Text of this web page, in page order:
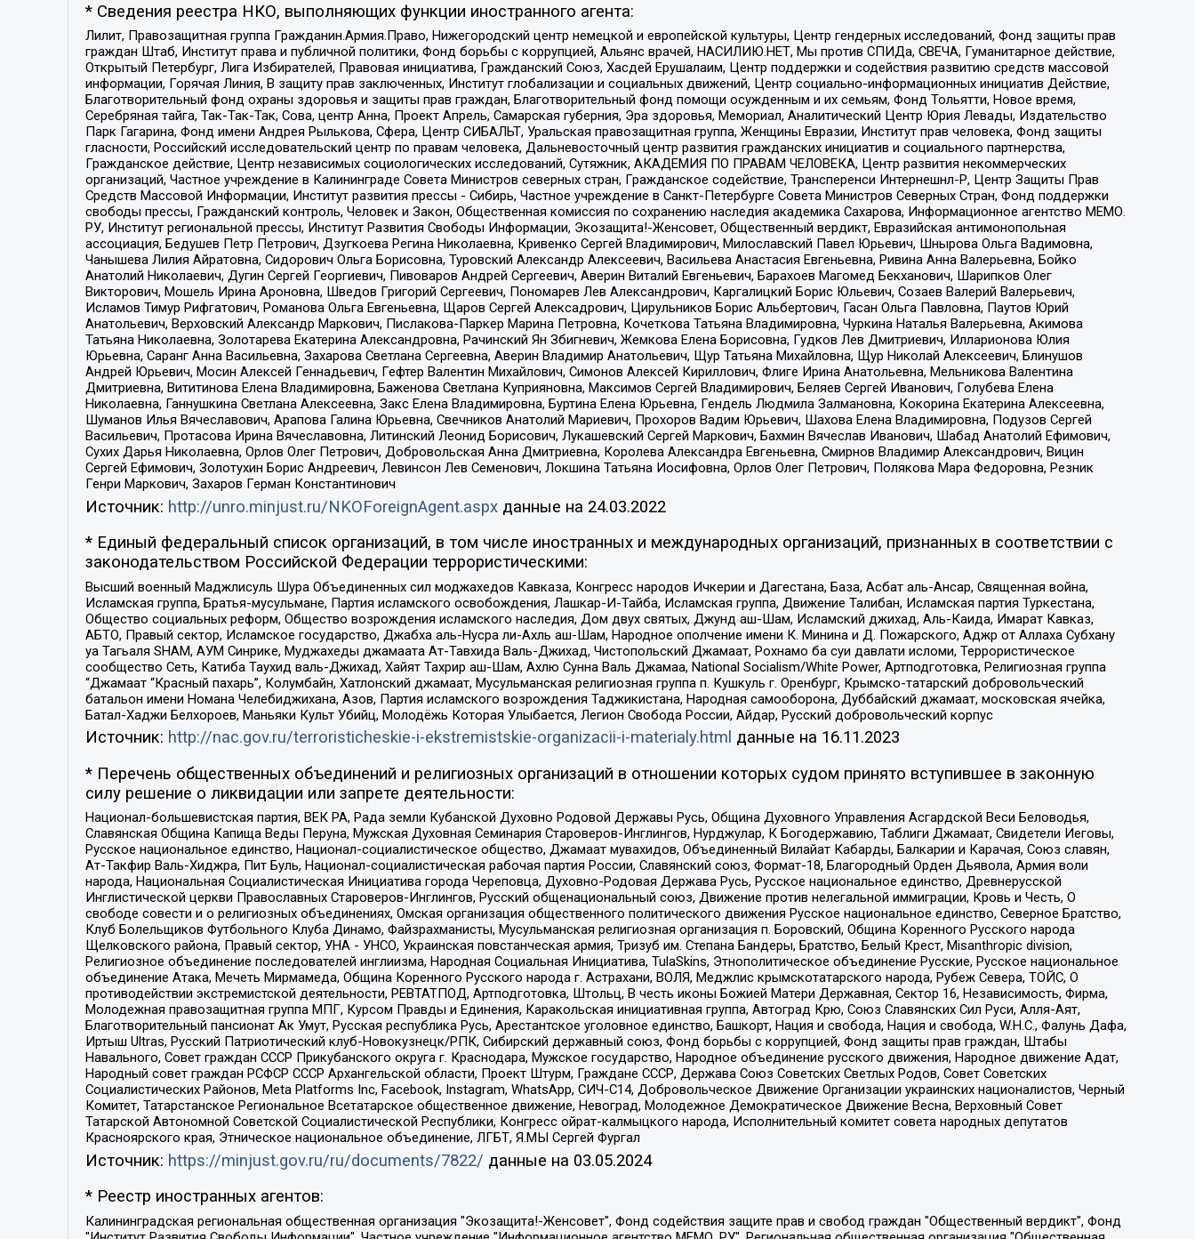
* Сведения реестра НКО, выполняющих функции иностранного агента:
Лилит, Правозащитная группа Гражданин.Армия.Право, Нижегородский центр немецкой и европейской культуры, Центр гендерных исследований, Фонд защиты прав
граждан Штаб, Институт права и публичной политики, Фонд борьбы с коррупцией, Альянс врачей, НАСИЛИЮ.НЕТ, Мы против СПИДа, СВЕЧА, Гуманитарное действие,
Открытый Петербург, Лига Избирателей, Правовая инициатива, Гражданский Союз, Хасдей Ерушалаим, Центр поддержки и содействия развитию средств массовой
информации, Горячая Линия, В защиту прав заключенных, Институт глобализации и социальных движений, Центр социально-информационных инициатив Действие,
Благотворительный фонд охраны здоровья и защиты прав граждан, Благотворительный фонд помощи осужденным и их семьям, Фонд Тольятти, Новое время,
Серебряная тайга, Так-Так-Так, Сова, центр Анна, Проект Апрель, Самарская губерния, Эра здоровья, Мемориал, Аналитический Центр Юрия Левады, Издательство
Парк Гагарина, Фонд имени Андрея Рылькова, Сфера, Центр СИБАЛЬТ, Уральская правозащитная группа, Женщины Евразии, Институт прав человека, Фонд защиты
гласности, Российский исследовательский центр по правам человека, Дальневосточный центр развития гражданских инициатив и социального партнерства,
Гражданское действие, Центр независимых социологических исследований, Сутяжник, АКАДЕМИЯ ПО ПРАВАМ ЧЕЛОВЕКА, Центр развития некоммерческих
организаций, Частное учреждение в Калининграде Совета Министров северных стран, Гражданское содействие, Трансперенси Интернешнл-Р, Центр Защиты Прав
Средств Массовой Информации, Институт развития прессы - Сибирь, Частное учреждение в Санкт-Петербурге Совета Министров Северных Стран, Фонд поддержки
свободы прессы, Гражданский контроль, Человек и Закон, Общественная комиссия по сохранению наследия академика Сахарова, Информационное агентство МЕМО.
РУ, Институт региональной прессы, Институт Развития Свободы Информации, Экозащита!-Женсовет, Общественный вердикт, Евразийская антимонопольная
ассоциация, Бедушев Петр Петрович, Дзугкоева Регина Николаевна, Кривенко Сергей Владимирович, Милославский Павел Юрьевич, Шнырова Ольга Вадимовна,
Чанышева Лилия Айратовна, Сидорович Ольга Борисовна, Туровский Александр Алексеевич, Васильева Анастасия Евгеньевна, Ривина Анна Валерьевна, Бойко
Анатолий Николаевич, Дугин Сергей Георгиевич, Пивоваров Андрей Сергеевич, Аверин Виталий Евгеньевич, Барахоев Магомед Бекханович, Шарипков Олег
Викторович, Мошель Ирина Ароновна, Шведов Григорий Сергеевич, Пономарев Лев Александрович, Каргалицкий Борис Юльевич, Созаев Валерий Валерьевич,
Исламов Тимур Рифгатович, Романова Ольга Евгеньевна, Щаров Сергей Алексадрович, Цирульников Борис Альбертович, Гасан Ольга Павловна, Паутов Юрий
Анатольевич, Верховский Александр Маркович, Пислакова-Паркер Марина Петровна, Кочеткова Татьяна Владимировна, Чуркина Наталья Валерьевна, Акимова
Татьяна Николаевна, Золотарева Екатерина Александровна, Рачинский Ян Збигневич, Жемкова Елена Борисовна, Гудков Лев Дмитриевич, Илларионова Юлия
Юрьевна, Саранг Анна Васильевна, Захарова Светлана Сергеевна, Аверин Владимир Анатольевич, Щур Татьяна Михайловна, Щур Николай Алексеевич, Блинушов
Андрей Юрьевич, Мосин Алексей Геннадьевич, Гефтер Валентин Михайлович, Симонов Алексей Кириллович, Флиге Ирина Анатольевна, Мельникова Валентина
Дмитриевна, Вититинова Елена Владимировна, Баженова Светлана Куприяновна, Максимов Сергей Владимирович, Беляев Сергей Иванович, Голубева Елена
Николаевна, Ганнушкина Светлана Алексеевна, Закс Елена Владимировна, Буртина Елена Юрьевна, Гендель Людмила Залмановна, Кокорина Екатерина Алексеевна,
Шуманов Илья Вячеславович, Арапова Галина Юрьевна, Свечников Анатолий Мариевич, Прохоров Вадим Юрьевич, Шахова Елена Владимировна, Подузов Сергей
Васильевич, Протасова Ирина Вячеславовна, Литинский Леонид Борисович, Лукашевский Сергей Маркович, Бахмин Вячеслав Иванович, Шабад Анатолий Ефимович,
Сухих Дарья Николаевна, Орлов Олег Петрович, Добровольская Анна Дмитриевна, Королева Александра Евгеньевна, Смирнов Владимир Александрович, Вицин
Сергей Ефимович, Золотухин Борис Андреевич, Левинсон Лев Семенович, Локшина Татьяна Иосифовна, Орлов Олег Петрович, Полякова Мара Федоровна, Резник
Генри Маркович, Захаров Герман Константинович
Источник: http://unro.minjust.ru/NKOForeignAgent.aspxданные на 24.03.2022
* Единый федеральный список организаций, в том числе иностранных и международных организаций, признанных в соответствии с
законодательством Российской Федерации террористическими:
Высший военный Маджлисуль Шура Объединенных сил моджахедов Кавказа, Конгресс народов Ичкерии и Дагестана, База, Асбат аль-Ансар, Священная война,
Исламская группа, Братья-мусульмане, Партия исламского освобождения, Лашкар-И-Тайба, Исламская группа, Движение Талибан, Исламская партия Туркестана,
Общество социальных реформ, Общество возрождения исламского наследия, Дом двух святых, Джунд аш-Шам, Исламский джихад, Аль-Каида, Имарат Кавказ,
АБТО, Правый сектор, Исламское государство, Джабха аль-Нусра ли-Ахль аш-Шам, Народное ополчение имени К. Минина и Д. Пожарского, Аджр от Аллаха Субхану
уа Тагьаля SHAM, АУМ Синрике, Муджахеды джамаата Ат-Тавхида Валь-Джихад, Чистопольский Джамаат, Рохнамо ба суи давлати исломи, Террористическое
сообщество Сеть, Катиба Таухид валь-Джихад, Хайят Тахрир аш-Шам, Ахлю Сунна Валь Джамаа, National Socialism/White Power, Артподготовка, Религиозная группа
“Джамаат “Красный пахарь”, Колумбайн, Хатлонский джамаат, Мусульманская религиозная группа п. Кушкуль г. Оренбург, Крымско-татарский добровольческий
батальон имени Номана Челебиджихана, Азов, Партия исламского возрождения Таджикистана, Народная самооборона, Дуббайский джамаат, московская ячейка,
Батал-Хаджи Белхороев, Маньяки Культ Убийц, Молодёжь Которая Улыбается, Легион Свобода России, Айдар, Русский добровольческий корпус
Источник: http://nac.gov.ru/terroristicheskie-i-ekstremistskie-organizacii-i-materialy.html данные на 16.11.2023
* Перечень общественных объединений и религиозных организаций в отношении которых судом принято вступившее в законную
силу решение о ликвидации или запрете деятельности:
Национал-большевистская партия, ВЕК РА, Рада земли Кубанской Духовно Родовой Державы Русь, Община Духовного Управления Асгардской Веси Беловодья,
Славянская Община Капища Веды Перуна, Мужская Духовная Семинария Староверов-Инглингов, Нурджулар, К Богодержавию, Таблиги Джамаат, Свидетели Иеговы,
Русское национальное единство, Национал-социалистическое общество, Джамаат мувахидов, Объединенный Вилайат Кабарды, Балкарии и Карачая, Союз славян,
Ат-Такфир Валь-Хиджра, Пит Буль, Национал-социалистическая рабочая партия России, Славянский союз, Формат-18, Благородный Орден Дьявола, Армия воли
народа, Национальная Социалистическая Инициатива города Череповца, Духовно-Родовая Держава Русь, Русское национальное единство, Древнерусской
Инглистической церкви Православных Староверов-Инглингов, Русский общенациональный союз, Движение против нелегальной иммиграции, Кровь и Честь, О
свободе совести и о религиозных объединениях, Омская организация общественного политического движения Русское национальное единство, Северное Братство,
Клуб Болельщиков Футбольного Клуба Динамо, Файзрахманисты, Мусульманская религиозная организация п. Боровский, Община Коренного Русского народа
Щелковского района, Правый сектор, УНА - УНСО, Украинская повстанческая армия, Тризуб им. Степана Бандеры, Братство, Белый Крест, Misanthropic division,
Религиозное объединение последователей инглиизма, Народная Социальная Инициатива, TulaSkins, Этнополитическое объединение Русские, Русское национальное
объединение Атака, Мечеть Мирмамеда, Община Коренного Русского народа г. Астрахани, ВОЛЯ, Меджлис крымскотатарского народа, Рубеж Севера, ТОЙС, О
противодействии экстремистской деятельности, РЕВТАТПОД, Артподготовка, Штольц, В честь иконы Божией Матери Державная, Сектор 16, Независимость, Фирма,
Молодежная правозащитная группа МПГ, Курсом Правды и Единения, Каракольская инициативная группа, Автоград Крю, Союз Славянских Сил Руси, Алля-Аят,
Благотворительный пансионат Ак Умут, Русская республика Русь, Арестантское уголовное единство, Башкорт, Нация и свобода, Нация и свобода, W.H.С., Фалунь Дафа,
Иртыш Ultras, Русский Патриотический клуб-Новокузнецк/РПК, Сибирский державный союз, Фонд борьбы с коррупцией, Фонд защиты прав граждан, Штабы
Навального, Совет граждан СССР Прикубанского округа г. Краснодара, Мужское государство, Народное объединение русского движения, Народное движение Адат,
Народный совет граждан РСФСР СССР Архангельской области, Проект Штурм, Граждане СССР, Держава Союз Советских Светлых Родов, Совет Советских
Социалистических Районов, Meta Platforms Inc, Facebook, Instagram, WhatsApp, СИЧ-С14, Добровольческое Движение Организации украинских националистов, Черный
Комитет, Татарстанское Региональное Всетатарское общественное движение, Невоград, Молодежное Демократическое Движение Весна, Верховный Совет
Татарской Автономной Советской Социалистической Республики, Конгресс ойрат-калмыцкого народа, Исполнительный комитет совета народных депутатов
Красноярского края, Этническое национальное объединение, ЛГБТ, Я.МЫ Сергей Фургал
Источник: https://minjust.gov.ru/ru/documents/7822/ данные на 03.05.2024
* Реестр иностранных агентов:
Калининградская региональная общественная организация "Экозащита!-Женсовет", Фонд содействия защите прав и свобод граждан "Общественный вердикт", Фонд "Институт Развития Свободы Информации", Частное учреждение "Информационное агентство МЕМО. РУ", Региональная общественная организация "Общественная комиссия по сохранению наследия академика Сахарова", Фонд поддержки свободы прессы, Санкт-Петербургская общественная правозащитная организация "Гражданский контроль", Межрегиональная общественная организация "Информационно-просветительский центр "Мемориал", Региональный Фонд "Центр Защиты Прав Средств Массовой Информации", с 05.12.2023 Фонд "Центр Защиты Прав Средств массовой информации", Региональная общественная благотворительная организация помощи беженцам и мигрантам "Гражданское содействие", Негосударственное образовательное учреждение дополнительного профессионального образования (повышение квалификации) специалистов "АКАДЕМИЯ ПО ПРАВАМ ЧЕЛОВЕКА", Свердловская региональная общественная организация "Сутяжник", Автономная некоммерческая организация "Центр независимых социологических исследований", Союз общественных объединений "Российский исследовательский центр по правам человека", Региональное общественное учреждение научно-информационный центр "МЕМОРИАЛ", Некоммерческая организация "Фонд защиты гласности", Автономная некоммерческая организация "Институт прав человека", Городская общественная организация "Екатеринбургское общество "МЕМОРИАЛ", Городская общественная организация "Рязанское историко-просветительское и правозащитное общество "Мемориал" (Рязанский Мемориал), Челябинский региональный орган общественной самодеятельности – женское общественное объединение "Женщины Евразии", Челябинский региональный орган общественной самодеятельности "Уральская правозащитная группа", Фонд содействия защите здоровья и социальной справедливости имени Андрея Рылькова, Автономная Некоммерческая Организация "Аналитический Центр Юрия Левады", Автономная некоммерческая организация социальной поддержки населения "Проект Апрель", Региональная общественная организация помощи женщинам и детям, находящимся в кризисной ситуации "Информационно-методический центр "Анна", Фонд содействия развитию массовых коммуникаций и правовому просвещению "Так-так-Так", Фонд содействия устойчивому развитию "Серебряная тайга", Свердловский региональный общественный фонд социальных проектов "Новое время", "Idel.Реалии", Кавказ.Реалии, Крым.Реалии, Телеканал Настоящее Время, Татаро-башкирская служба Радио Свобода (Azatliq Radiosi), Радио Свободная Европа/Радио Свобода (PCE/PC), "Сибирь.Реалии", "Фактограф", Благотворительный фонд помощи осужденным и их семьям, Автономная некоммерческая организация "Институт глобализации и социальных движений", Фонд "В защиту прав заключенных", Частное учреждение "Центр поддержки и содействия развитию средств массовой информации", Пензенский региональный общественный благотворительный фонд "Гражданский союз", "Север.Реалии", Некоммерческая организация Фонд "Правовая инициатива", Общество с ограниченной ответственностью "Радио Свободная Европа/Радио Свобода", Чешское информационное агентство "MEDIUM-ORIENT", Красноярская региональная общественная организация "Мы против СПИДа", Камалягин Денис Николаевич, Маркелов Сергей Евгеньевич, Пономарев Лев Александрович, Савицкая Людмила Алексеевна, Автономная некоммерческая организация "Центр по работе с проблемой насилия "НАСИЛИЮ.НЕТ", Межрегиональный профессиональный союз работников здравоохранения "Альянс врачей", Юридическое лицо, зарегистрированное в Латвийской Республике, SIA "Medusa Project" (регистрационный номер 40103797863, дата регистрации 10.06.2014), Некоммерческая организация "Фонд по борьбе с коррупцией", Автономная некоммерческая организация "Институт права и публичной политики", Баданин Роман Сергеевич, Гликин Максим Александрович, Железнова Мария Михайловна, Лукьянова Юлия Сергеевна, Маетная Елизавета Витальевна, Маняхин Петр Борисович, Чуракова Ольга Владимировна, Ярош Юлия Петровна, Юридическое лицо "The Insider SIA", зарегистрированное в Риге, Латвийская Республика (дата регистрации 26.06.2015), являющееся администратором доменного имени интернет-издания "The Insider SIA", https://theins.ru, Постернак Алексей Евгеньевич, Рубин Михаил Аркадьевич, Анин Роман Александрович, Юридическое лицо Istories fonds, зарегистрированное в Латвийской Республике (регистрационный номер 50008295751, дата регистрации 24.02.2020), Великовский Дмитрий Александрович, Долинина Ирина Николаевна, Мароховская Алеся Алексеевна, Шлейнов Роман Юрьевич, Шмагун Олеся Валентиновна, Общество с ограниченной ответственностью "Альтаир 2021", Общество с ограниченной ответственностью "Вега 2021", Общество с ограниченной ответственностью "Главный редактор 2021", Общество с ограниченной ответственностью "Ромашки монолит", Важенков Артем Валерьевич, Ивановская областная общественная организация "Центр гендерных исследований", Гурман Юрий Альбертович, Медиапроект "ОВД-Инфо", Егоров Владимир Владимирович, Жилинский Владимир Александрович, Общество с ограниченной ответственностью "ЗП", Иванова София Юрьевна, Карезина Инна Павловна, Кильтау Екатерина Викторовна, Петров Алексей Викторович, Пискунов Сергей Евгеньевич, Смирнов Сергей Сергеевич, Тихонов Михаил Сергеевич, Общество с ограниченной ответственностью "ЖУРНАЛИСТ-ИНОСТРАННЫЙ АГЕНТ", Арапова Галина Юрьевна, Вольтская Татьяна Анатольевна, Американская компания "Mason G.E.S. Anonymous Foundation" (США), являющаяся владельцем интернет-издания https://mnews.world/, Компания "Stichting Bellingcat", зарегистрированная в Нидерландах (дата регистрации 11.07.2018), Захаров Андрей Вячеславович, Клепиковская Екатерина Дмитриевна, Общество с ограниченной ответственностью "МЕМО", Перл Роман Александрович, Симонов Евгений Алексеевич, Соловьева Елена Анатольевна, Сотников Даниил Владимирович, Сурначева Елизавета Дмитриевна, Автономная некоммерческая организация по защите прав человека и информированию населения "Якутия – Наше Мнение", Общество с ограниченной ответственностью "Москоу диджитал медиа", с 26.01.2023 Общество с ограниченной ответственностью "Чайка Белые сады", Ветошкина Валерия Валерьевна, Заговора Максим Александрович, Межрегиональное общественное движение "Российская ЛГБТ - сеть", Оленичев Максим Владимирович, Павлов Иван Юрьевич, Скворцова Елена Сергеевна, Общество с ограниченной ответственностью "Как бы инагент", Кочетков Игорь Викторович, Общество с ограниченной ответственностью "Честные выборы", Еланчик Олег Александрович, Общество с ограниченной ответственностью "Нобелевский призыв", Гималова Регина Эмилевна, Григорьев Андрей Валерьевич, Григорьева Алина Александровна, Ассоциация по содействию защите прав призывников, альтернативнослужащих и военнослужащих "Правозащитная группа "Гражданин.Армия.Право", Хисамова Регина Фаритовна, Автономная некоммерческая организация по реализации социально-правовых программ "Лилит", Дальневосточное общественное движение "Маяк", Санкт-Петербургская ЛГБТ-инициативная группа "Выход", Инициативная группа ЛГБТ+ "Реверс", Алексеев Андрей Викторович, Бекбулатова Таисия Львовна, Беляев Иван Михайлович, Владыкина Елена Сергеевна, Гельман Марат Александрович, Никульшина Вероника Юрьевна, Толоконникова Надежда Андреевна, Шендерович Виктор Анатольевич, Общество с ограниченной ответственностью "Данное сообщение", Общество с ограниченной ответственностью Издательский дом "Новая глава", Айнбиндер Александра Александровна, Московский комьюнити-центр для ЛГБТ+инициатив, Благотворительный фонд развития филантропии, Deutsche Welle (Германия, Kurt-Schumacher-Strasse 3, 53113 Bonn), Борзунова Мария Михайловна, Воробьев Виктор Викторович, Голубева Анна Львовна, Константинова Алла Михайловна, Малкова Ирина Владимировна, Мурадов Мурад Абдулгалимович, Осетинская Елизавета Николаевна, Понасенков Евгений Николаевич, Ганапольский Матвей Юрьевич, Киселев Евгений Алексеевич, Борухович Ирина Григорьевна, Дремин Иван Тимофеевич, Дубровский Дмитрий Викторович, Красноярская региональная общественная организация поддержки и развития альтернативных образовательных технологий и межкультурных коммуникаций "ИНТЕРРА", Маяковская Екатерина Алексеевна, Фейгин Марк Захарович, Филимонов Андрей Викторович, Дзугкоева Регина Николаевна, Доброхотов Роман Александрович, Дудь Юрий Александрович, Елкин Сергей Владимирович, Кругликов Кирилл Игоревич, Сабунаева Мария Леонидовна, Семенов Алексей Владимирович, Шаинян Карен Багратович, Шульман Екатерина Михайловна, Асафьев Артур Валерьевич, Вахштайн Виктор Семенович, Венедиктов Алексей Алексеевич, Лушникова Екатерина Евгеньевна, Волков Леонид Михайлович, Невзоров Александр Глебович, Пархоменко Сергей Борисович, Сироткин Ярослав Николаевич, Кара-Мурза Владимир Владимирович, Баранова Наталья Владимировна, Гозман Леонид Яковлевич, Кагарлицкий Борис Юльевич, Климарев Михаил Валерьевич, Милов Владимир Станиславович, Автономная некоммерческая организация Краснодарский центр современного искусства "Типография", Моргенштерн Алишер Тагирович, Соболь Любовь Эдуардовна, Общество с ограниченной ответственностью "ЛИЗА НОРМ", Каспаров Гарри Кимович, Ходорковский Михаил Борисович, Общество с ограниченной ответственностью "Апрельские тезисы", Данилович Ирина Брониславовна, Кашин Олег Владимирович, Петров Николай Владимирович, Пивоваров Алексей Владимирович, Соколов Михаил Владимирович, Цветкова Юлия Владимировна, Чичваркин Евгений Александрович, Комитет против пыток/Команда против пыток, Общество с ограниченной ответственностью "Первый научный", Общество с ограниченной ответственностью "Вертолет и ко", Белоцерковская Вероника Борисовна, Кац Максим Евгеньевич, Лазарева Татьяна Юрьевна, Шаведдинов Руслан Табризович, Яшин Илья Валерьевич, Общество с ограниченной ответственностью "Иноагент ААВ", Алешковский Дмитрий Петрович, Альбац Евгения Марковна, Быков Дмитрий Львович, Галямина Юлия Евгеньевна, Лойко Сергей Леонидович, Мартынов Кирилл Константинович, Медведев Сергей Александрович, Крашенинников Федор Геннадиевич, Гордеева Катерина Вл